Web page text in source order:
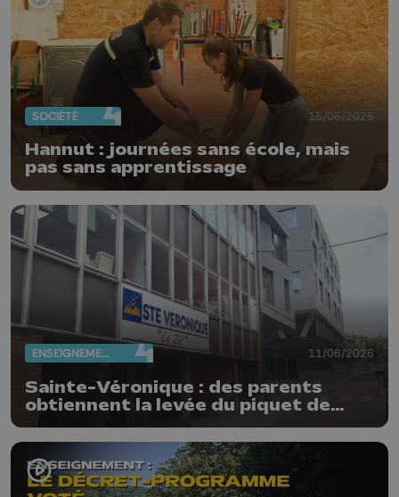
SOCIÉTÉ 15/06/2026
Hannut : journées sans école, mais
pas sans apprentissage
ENSEIGNEMENT 11/06/2026
Sainte-Véronique : des parents
obtiennent la levée du piquet de
grève